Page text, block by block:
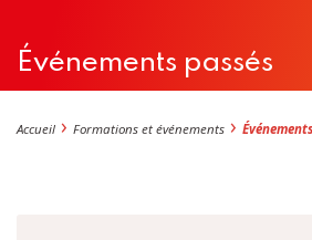
Événements passés
Accueil Formations et événements